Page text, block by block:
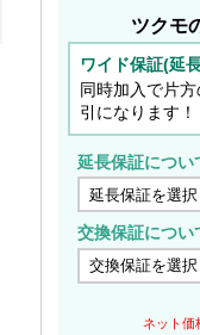
ツクモ
ワイド保証(延
同時加入で片
引になります！
延長保証につい
交換保証につい
ネット価